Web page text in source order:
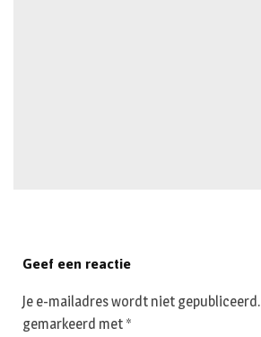
Geef een reactie
Je e-mailadres wordt niet gepubliceerd.
gemarkeerd met *